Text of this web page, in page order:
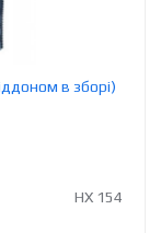
в зборі)
HX 154